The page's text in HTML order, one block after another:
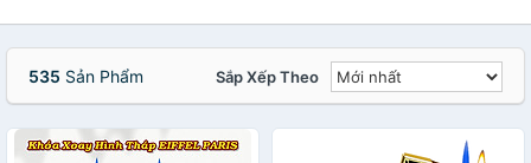
535 Sản Phẩm Sắp Xếp Theo